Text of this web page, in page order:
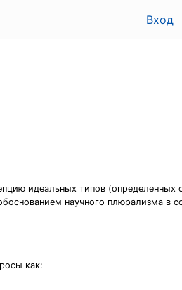
Вход
идеальных типов (определенных
научного плюрализма в
как: